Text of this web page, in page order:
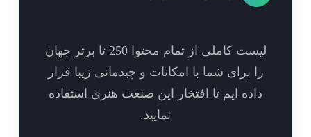
لیست کاملی از تمام محتوا 250 تا برتر جهان
برای شما با امکانات و چیدمانی زیبا قرار
ایم تا افتخار این صنعت هنری استفاده